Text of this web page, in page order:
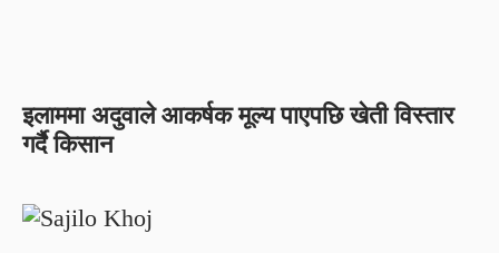
इलाममा अदुवाले आकर्षक मूल्य पाएपछि खेती विस्तार
गर्दै किसान